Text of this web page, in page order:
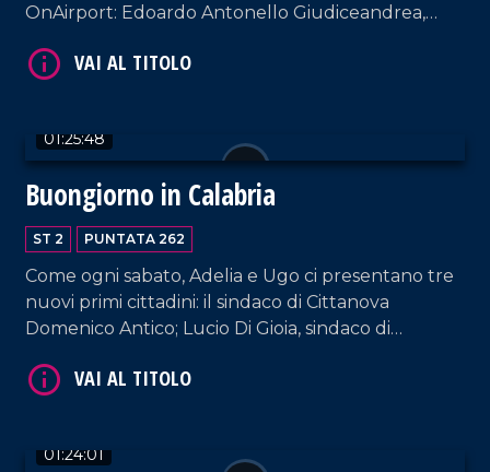
OnAirport: Edoardo Antonello Giudiceandrea,
Petronà; Donatella Deposito, sindaca di Parenti.
01:25:48
Buongiorno in Calabria
ST 2 PUNTATA 262
Come ogni sabato, Adelia e Ugo ci presentano tre
nuovi primi cittadini: il sindaco di Cittanova
Domenico Antico; Lucio Di Gioia, sindaco di
del Bianco.
01:24:01
VAI AL TITOLO